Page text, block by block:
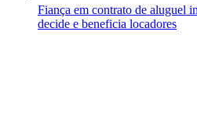
Fiança em contrato de aluguel
decide e beneficia locadores